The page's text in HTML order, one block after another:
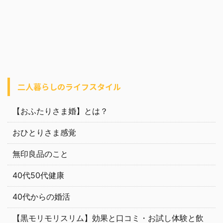
二人暮らしのライフスタイル
【おふたりさま婚】とは？
おひとりさま感覚
無印良品のこと
40代50代健康
40代からの婚活
【黒モリモリスリム】効果と口コミ・お試し体験と飲